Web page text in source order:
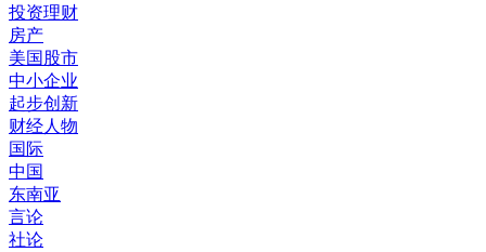
投资理财
房产
美国股市
中小企业
起步创新
财经人物
国际
中国
东南亚
言论
社论